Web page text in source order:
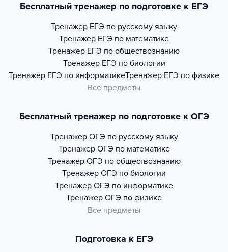
Бесплатный тренажер по подготовке к ЕГЭ
Тренажер ЕГЭ по русскому языку
Тренажер ЕГЭ по математике
Тренажер ЕГЭ по обществознанию
Тренажер ЕГЭ по биологии
Тренажер ЕГЭ по информатикеТренажер ЕГЭ по физике
Все предметы
Бесплатный тренажер по подготовке к ОГЭ
Тренажер ОГЭ по русскому языку
Тренажер ОГЭ по математике
Тренажер ОГЭ по обществознанию
Тренажер ОГЭ по биологии
Тренажер ОГЭ по информатике
Тренажер ОГЭ по физике
Все предметы
Подготовка к ЕГЭ